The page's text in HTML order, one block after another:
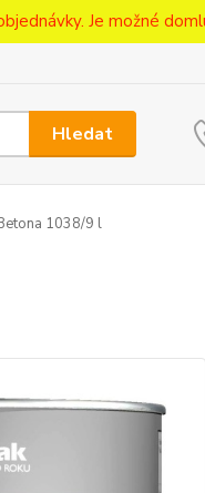
Je možné
Hledat
1038/9 l